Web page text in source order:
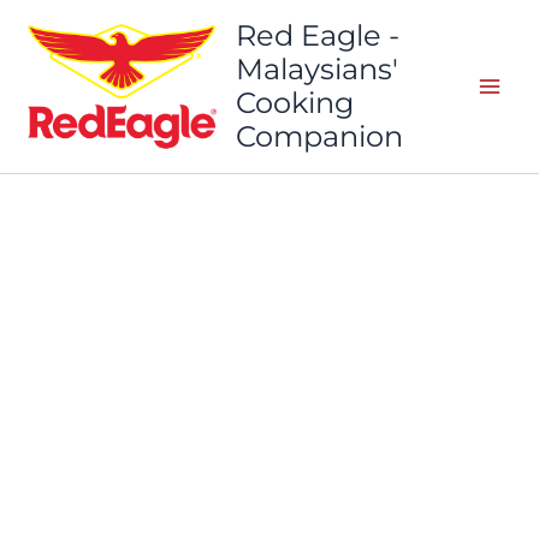
content
Red Eagle -
Malaysians'
Cooking
Companion